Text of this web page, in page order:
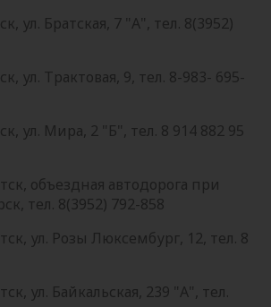
ул. Братская, 7 "А", тел. 8(3952)
ул. Трактовая, 9, тел. 8-983- 695-
ул. Мира, 2 "Б", тел. 8 914 882 95
объездная автодорога при
тел. 8(3952) 792-858
ул. Розы Люксембург, 12, тел. 8
ул. Байкальская, 239 "А", тел.